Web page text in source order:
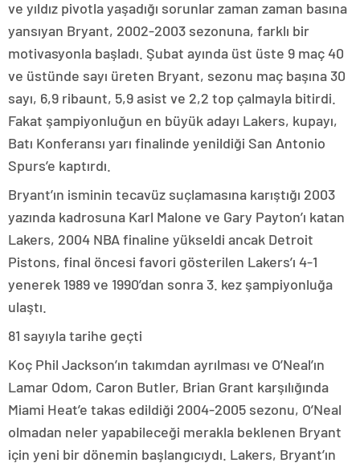
ve yıldız pivotla yaşadığı sorunlar zaman zaman basına
yansıyan Bryant, 2002-2003 sezonuna, farklı bir
motivasyonla başladı. Şubat ayında üst üste 9 maç 40
ve üstünde sayı üreten Bryant, sezonu maç başına 30
sayı, 6,9 ribaunt, 5,9 asist ve 2,2 top çalmayla bitirdi.
Fakat şampiyonluğun en büyük adayı Lakers, kupayı,
Batı Konferansı yarı finalinde yenildiği San Antonio
Spurs’e kaptırdı.
Bryant’ın isminin tecavüz suçlamasına karıştığı 2003
yazında kadrosuna Karl Malone ve Gary Payton’ı katan
Lakers, 2004 NBA finaline yükseldi ancak Detroit
Pistons, final öncesi favori gösterilen Lakers’ı 4-1
yenerek 1989 ve 1990’dan sonra 3. kez şampiyonluğa
ulaştı.
81 sayıyla tarihe geçti
Koç Phil Jackson’ın takımdan ayrılması ve O’Neal’ın
Lamar Odom, Caron Butler, Brian Grant karşılığında
Miami Heat’e takas edildiği 2004-2005 sezonu, O’Neal
olmadan neler yapabileceği merakla beklenen Bryant
için yeni bir dönemin başlangıcıydı. Lakers, Bryant’ın